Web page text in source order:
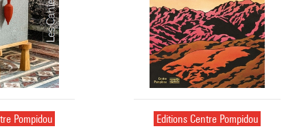
Pompidou
Editions Centre Pompidou